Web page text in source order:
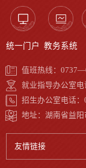
统一门户 教务系统
值班热线：
就业指导办公室
招生办公室电话
地址：湖南省益
友情链接